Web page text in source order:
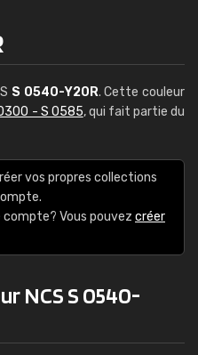
S 0540-Y20R. Cette couleur
- S 0585, qui fait partie du
vos propres collections
compte? Vous pouvez créer
NCS S 0540-